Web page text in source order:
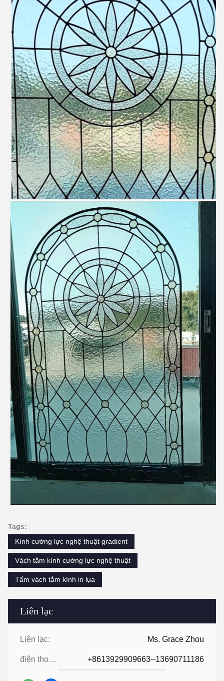
Liên lạc
Liên lạc: Ms. Grace Zhou
điện thoại: +8613929909663--13690711186
Tags:
Kính cường lực nghệ thuật gradient
Vách tắm kính cường lực nghệ thuật
Tấm vách tắm kính in lụa